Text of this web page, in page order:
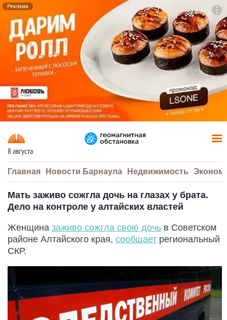
Реклама
8 августа
Главная Новости Барнаула Недвижимость
Мать заживо сожгла дочь на глазах у брата.
Дело на контроле у алтайских властей
Женщина заживо сожгла свою дочь в Советском
районе Алтайского края, сообщает региональный
СКР.